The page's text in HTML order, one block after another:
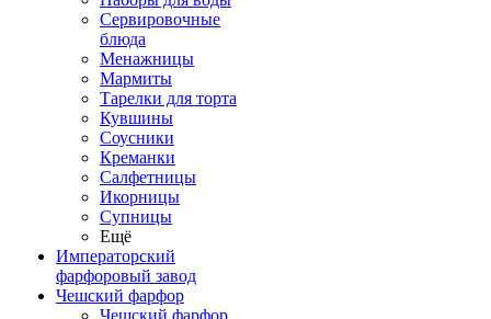
Сервировочные
блюда
Менажницы
Мармиты
Тарелки для торта
Кувшины
Соусники
Креманки
Салфетницы
Икорницы
Супницы
Ещё
Императорский
фарфоровый завод
Чешский фарфор
Чешский фарфор